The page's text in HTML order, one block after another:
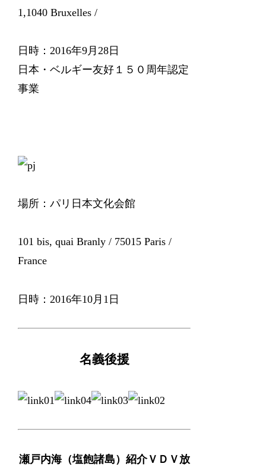
1,1040 Bruxelles /
日時：2016年9月28日
日本・ベルギー友好１５０周年認定
事業
場所：パリ日本文化会館
101 bis, quai Branly / 75015 Paris /
France
日時：2016年10月1日
名義後援
瀬戸内海（塩飽諸島）紹介ＶＤＶ放